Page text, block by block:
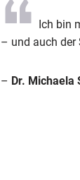
Ich bin
– und auch der
– Dr. Michaela